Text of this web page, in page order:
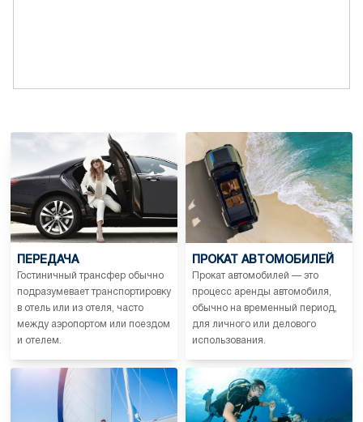
ПЕРЕДАЧА
Гостиничный трансфер обычно
подразумевает транспортировку
в отель или из отеля, часто
между аэропортом или поездом
и отелем.
ПРОКАТ АВТОМОБИЛЕЙ
Прокат автомобилей — это
процесс аренды автомобиля,
обычно на временный период,
для личного или делового
использования.